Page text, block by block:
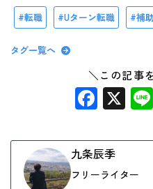
転職 Uターン転職 補
タグ一覧へ
＼この記事
X
九条辰季
フリーライター